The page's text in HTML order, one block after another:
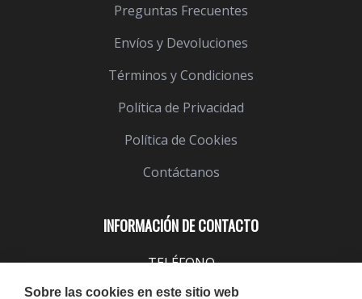
INFORMACIÓN DE CONTACTO
TELÉFONO
Preguntas Frecuentes
Envíos y Devoluciones
Términos y Condiciones
Política de Privacidad
Política de Cookies
Contáctanos
Sobre las cookies en este sitio web